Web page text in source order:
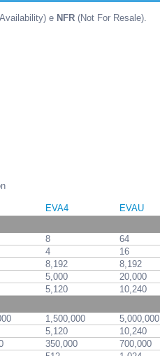
e NFR (Not For Resale).
EVA4 EVAU
8
64
4
16
8,192
8,192
5,000
20,000
5,120 10,240
1,500,000
5,000,000
5,120
10,240
350,000
700,000